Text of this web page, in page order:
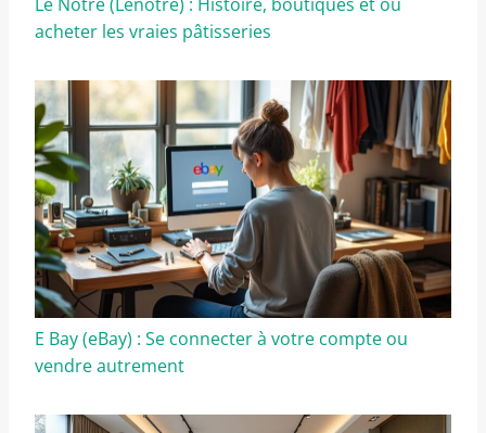
acheter les vraies pâtisseries
E Bay (eBay) : Se connecter à votre compte ou
vendre autrement